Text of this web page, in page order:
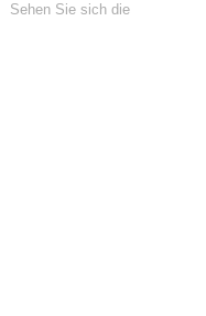
Sehen Sie sich die